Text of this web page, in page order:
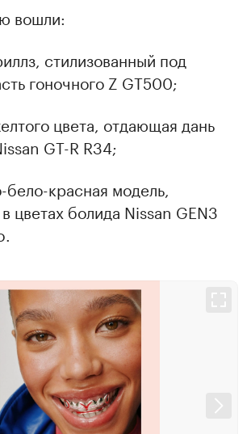
вошли:
стилизованный под
гоночного Z GT500;
цвета, отдающая дань
GT-R R34;
красная модель,
цветах болида Nissan GEN3